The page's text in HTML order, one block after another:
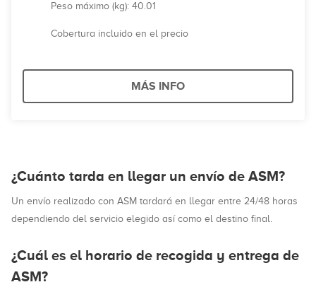
Peso máximo (kg): 40.01
Cobertura incluido en el precio
MÁS INFO
¿Cuánto tarda en llegar un envío de ASM?
Un envío realizado con ASM tardará en llegar entre 24/48 horas
dependiendo del servicio elegido así como el destino final.
¿Cuál es el horario de recogida y entrega de
ASM?